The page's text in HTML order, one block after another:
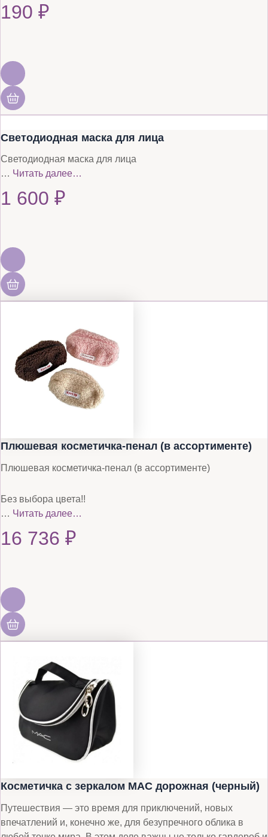
190 ₽
Светодиодная маска для лица
Светодиодная маска для лица
… Читать далее…
1 600 ₽
Плюшевая косметичка-пенал (в ассортименте)
Плюшевая косметичка-пенал (в ассортименте)
Без выбора цвета!!
… Читать далее…
16 736 ₽
Косметичка с зеркалом MAC дорожная (черный)
Путешествия — это время для приключений, новых
впечатлений и, конечно же, для безупречного облика в